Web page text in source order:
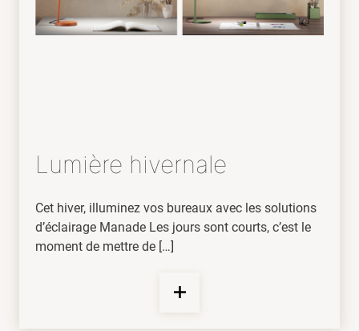
Lumière hivernale
Cet hiver, illuminez vos bureaux avec les solutions
d’éclairage Manade Les jours sont courts, c’est le
moment de mettre de […]